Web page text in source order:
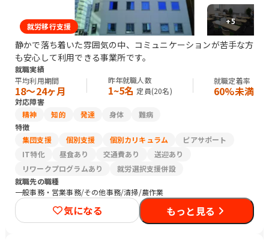
+5
就労移行支援
静かで落ち着いた雰囲気の中、コミュニケーションが苦手な方
も安心して利用できる事業所です。
就職実績
平均利用期間
18〜24ヶ月
昨年就職人数
1~5名 定員(20名)
就職定着率
60%未満
対応障害
精神
知的 発達 身体
難病
特徴
集団支援
個別支援 個別カリキュラム
ピアサポート
IT特化
昼食あり 交通費あり
送迎あり
リワークプログラムあり
就労選択支援併設
就職先の職種
一般事務・営業事務/その他事務/清掃/農作業
気になる もっと見る